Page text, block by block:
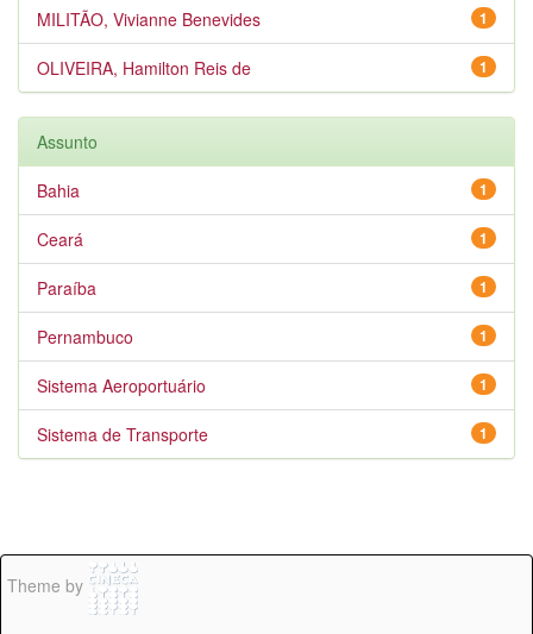
1
MILITÃO, Vivianne Benevides
1
OLIVEIRA, Hamilton Reis de
Assunto
1
Bahia
1
Ceará
1
Paraíba
1
Pernambuco
1
Sistema Aeroportuário
1
Sistema de Transporte
Theme by